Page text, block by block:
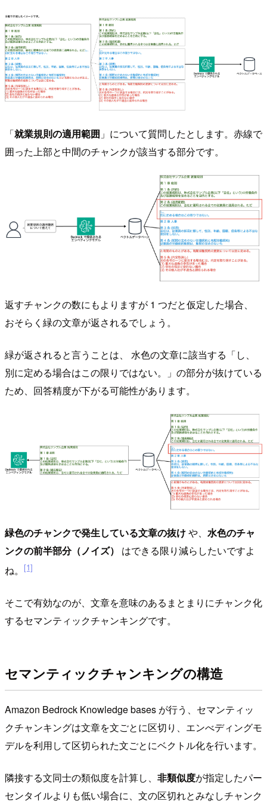
「就業規則の適用範囲 」について質問したとします。赤線で
囲った上部と中間のチャンクが該当する部分です。
返すチャンクの数にもよりますが 1 つだと仮定した場合、
おそらく緑の文章が返されるでしょう。
緑が返されると言うことは、 水色の文章に該当する「し、
別に定める場合はこの限りではない。」の部分が抜けている
ため、回答精度が下がる可能性があります。
緑色のチャンクで発生している文章の抜けや、 水色のチャ
ンクの前半部分（ノイズ）
はできる限り減らしたいですよ
ね。
[1]
そこで有効なのが、文章を意味のあるまとまりにチャンク化
するセマンティックチャンキングです。
セマンティックチャンキングの構造
Amazon Bedrock Knowledge bases が行う、セマンティッ
クチャンキングは文章を文ごとに区切り、エンべディングモ
デルを利用して区切られた文ごとにベクトル化を行います。
隣接する文同士の類似度を計算し、 非類似度が指定したパー
センタイルよりも低い場合に、文の区切れとみなしチャンク